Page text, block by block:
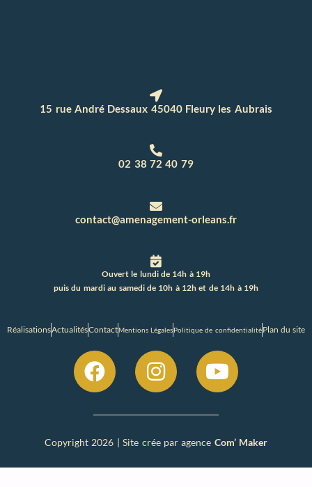
15 rue André Dessaux 45040 Fleury les Aubrais
02 38 72 40 79
contact@amenagement-orleans.fr
Ouvert le lundi de 14h à 19h
puis du mardi au samedi de 10h à 12h et de 14h à 19h
RéalisationsActualitésContactMentions LégalesPolitique de confidentialitéPlan du site
Copyright 2026 | Site crée par agence Com’ Maker